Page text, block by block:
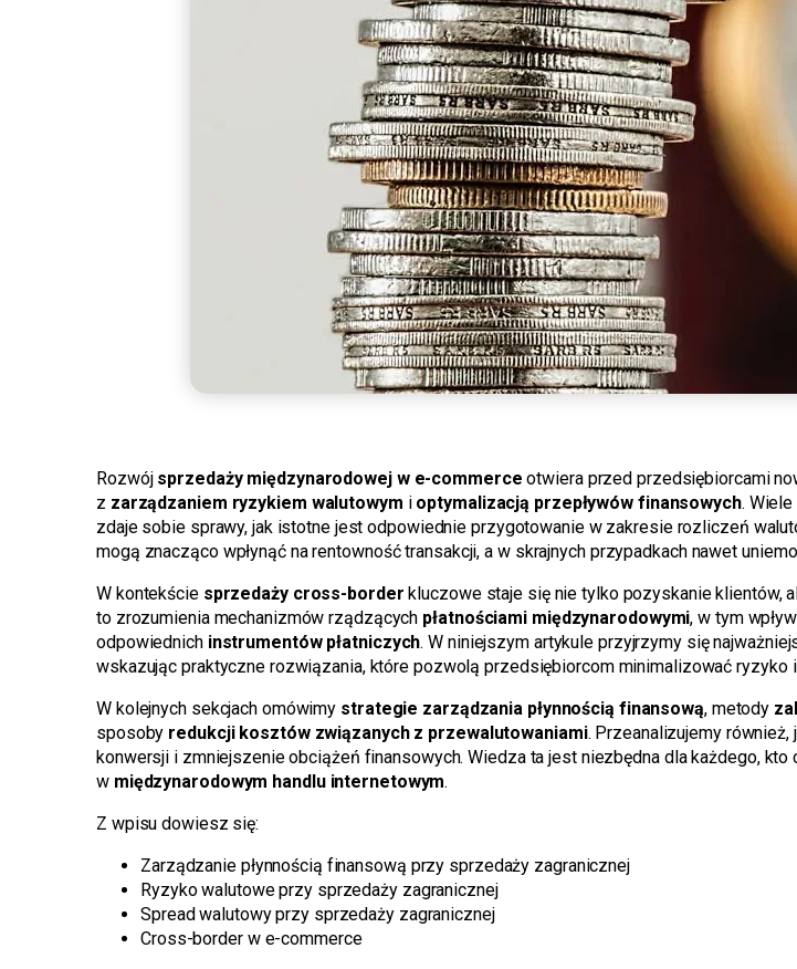
Rozwój sprzedaży międzynarodowej w e-commerce otwiera przed przedsiębiorcami
z zarządzaniem ryzykiem walutowym i optymalizacją przepływów finansowych.
zdaje sobie sprawy, jak istotne jest odpowiednie przygotowanie w zakresie rozliczeń
mogą znacząco wpłynąć na rentowność transakcji, a w skrajnych przypadkach nawet
W kontekście sprzedaży cross-border kluczowe staje się nie tylko pozyskanie klientów,
to zrozumienia mechanizmów rządzących płatnościami międzynarodowymi, w tym
odpowiednich instrumentów płatniczych. W niniejszym artykule przyjrzymy się
wskazując praktyczne rozwiązania, które pozwolą przedsiębiorcom minimalizować
W kolejnych sekcjach omówimy strategie zarządzania płynnością finansową, metody
sposoby redukcji kosztów związanych z przewalutowaniami. Przeanalizujemy również,
konwersji i zmniejszenie obciążeń finansowych. Wiedza ta jest niezbędna dla każdego,
w międzynarodowym handlu internetowym.
Z wpisu dowiesz się:
Zarządzanie płynnością finansową przy sprzedaży zagranicznej
Ryzyko walutowe przy sprzedaży zagranicznej
Spread walutowy przy sprzedaży zagranicznej
Cross-border w e-commerce